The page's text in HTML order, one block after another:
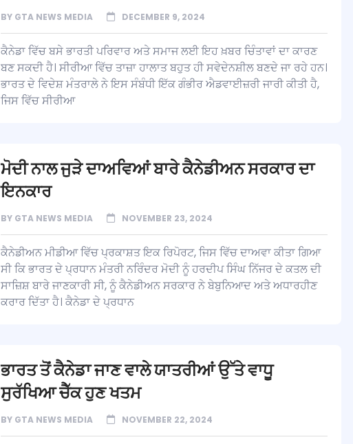
BY GTA NEWS MEDIA DECEMBER 9, 2024
ਕੈਨੇਡਾ ਵਿੱਚ ਬਸੇ ਭਾਰਤੀ ਪਰਿਵਾਰ ਅਤੇ ਸਮਾਜ ਲਈ ਇਹ ਖ਼ਬਰ ਚਿੰਤਾਵਾਂ ਦਾ ਕਾਰਣ
ਬਣ ਸਕਦੀ ਹੈ। ਸੀਰੀਆ ਵਿੱਚ ਤਾਜ਼ਾ ਹਾਲਾਤ ਬਹੁਤ ਹੀ ਸਵੇਦੇਨਸ਼ੀਲ ਬਣਦੇ ਜਾ ਰਹੇ ਹਨ।
ਭਾਰਤ ਦੇ ਵਿਦੇਸ਼ ਮੰਤਰਾਲੇ ਨੇ ਇਸ ਸੰਬੰਧੀ ਇੱਕ ਗੰਭੀਰ ਐਡਵਾਈਜ਼ਰੀ ਜਾਰੀ ਕੀਤੀ ਹੈ,
ਜਿਸ ਵਿੱਚ ਸੀਰੀਆ
ਮੋਦੀ ਨਾਲ ਜੁੜੇ ਦਾਅਵਿਆਂ ਬਾਰੇ ਕੈਨੇਡੀਅਨ ਸਰਕਾਰ ਦਾ
ਇਨਕਾਰ
BY GTA NEWS MEDIA NOVEMBER 23, 2024
ਕੈਨੇਡੀਅਨ ਮੀਡੀਆ ਵਿੱਚ ਪ੍ਰਕਾਸ਼ਤ ਇਕ ਰਿਪੋਰਟ, ਜਿਸ ਵਿੱਚ ਦਾਅਵਾ ਕੀਤਾ ਗਿਆ
ਸੀ ਕਿ ਭਾਰਤ ਦੇ ਪ੍ਰਧਾਨ ਮੰਤਰੀ ਨਰਿੰਦਰ ਮੋਦੀ ਨੂੰ ਹਰਦੀਪ ਸਿੰਘ ਨਿੱਜਰ ਦੇ ਕਤਲ ਦੀ
ਸਾਜ਼ਿਸ਼ ਬਾਰੇ ਜਾਣਕਾਰੀ ਸੀ, ਨੂੰ ਕੈਨੇਡੀਅਨ ਸਰਕਾਰ ਨੇ ਬੇਬੁਨਿਆਦ ਅਤੇ ਅਧਾਰਹੀਣ
ਕਰਾਰ ਦਿੱਤਾ ਹੈ। ਕੈਨੇਡਾ ਦੇ ਪ੍ਰਧਾਨ
ਭਾਰਤ ਤੋਂ ਕੈਨੇਡਾ ਜਾਣ ਵਾਲੇ ਯਾਤਰੀਆਂ ਉੱਤੇ ਵਾਧੂ
ਸੁਰੱਖਿਆ ਚੈੱਕ ਹੁਣ ਖਤਮ
BY GTA NEWS MEDIA NOVEMBER 22, 2024